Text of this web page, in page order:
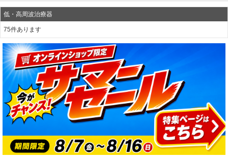
低・高周波治療器
75件あります